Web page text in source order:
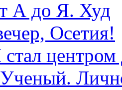
А до Я. Худ
Осетия!
центром